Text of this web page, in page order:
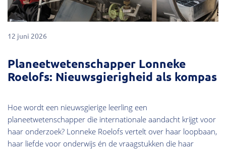
12 juni 2026
Planeetwetenschapper Lonneke
Roelofs: Nieuwsgierigheid als kompas
Hoe wordt een nieuwsgierige leerling een
planeetwetenschapper die internationale aandacht krijgt voor
haar onderzoek? Lonneke Roelofs vertelt over haar loopbaan,
haar liefde voor onderwijs én de vraagstukken die haar